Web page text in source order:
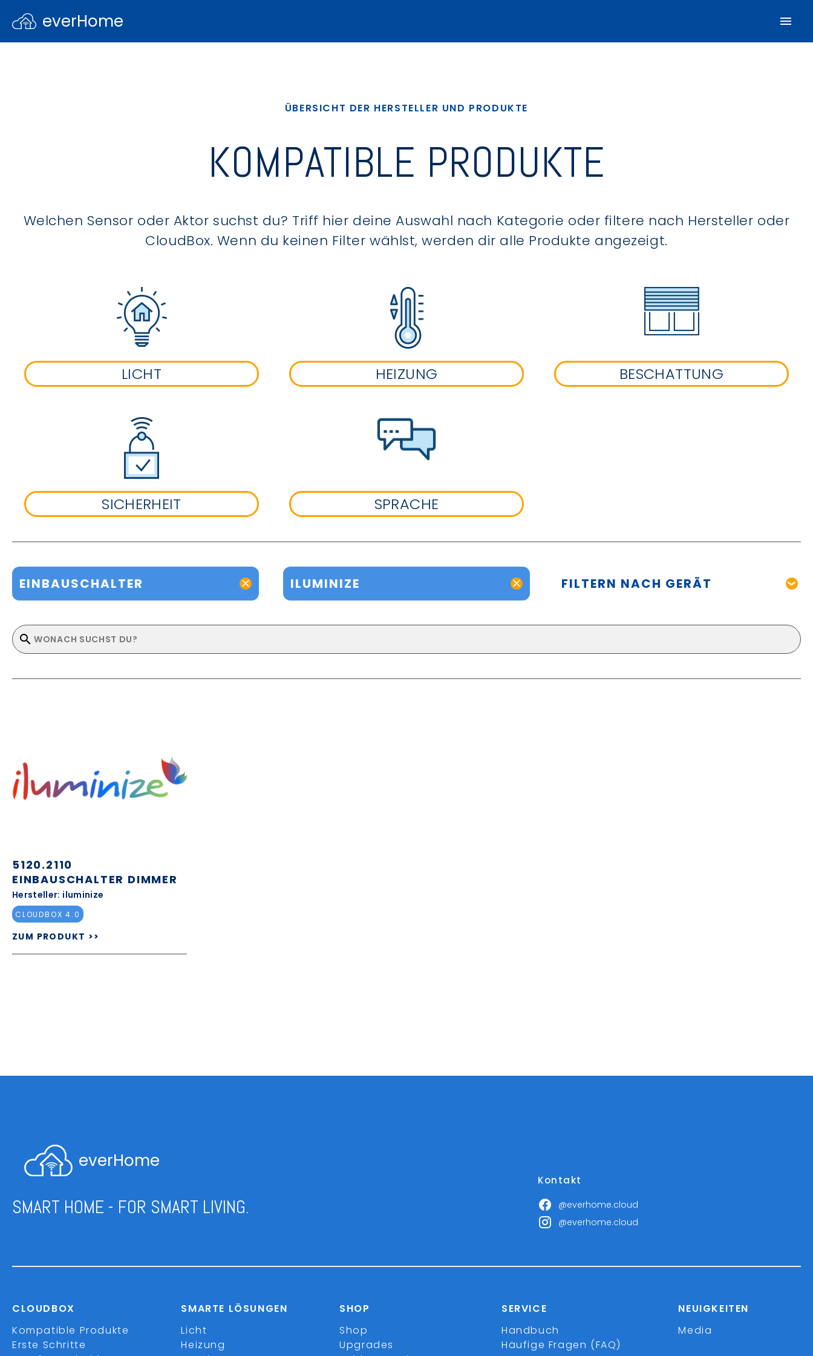
everHome
ÜBERSICHT DER HERSTELLER UND PRODUKTE
KOMPATIBLE PRODUKTE
Welchen Sensor oder Aktor suchst du? Triff hier deine Auswahl nach Kategorie oder filtere nach Hersteller oder
CloudBox. Wenn du keinen Filter wählst, werden dir alle Produkte angezeigt.
LICHT HEIZUNG BESCHATTUNG
SICHERHEIT SPRACHE
EINBAUSCHALTER ILUMINIZE FILTERN NACH GERÄT
5120.2110
EINBAUSCHALTER DIMMER
Hersteller: iluminize
CLOUDBOX 4.0
ZUM PRODUKT >>
everHome
SMART HOME - FOR SMART LIVING.
Kontakt
@everhome.cloud
@everhome.cloud
CLOUDBOX
Kompatible Produkte
Erste Schritte
SMARTE LÖSUNGEN
Licht
Heizung
SHOP
Shop
Upgrades
SERVICE
Handbuch
Häufige Fragen (FAQ)
NEUIGKEITEN
Media